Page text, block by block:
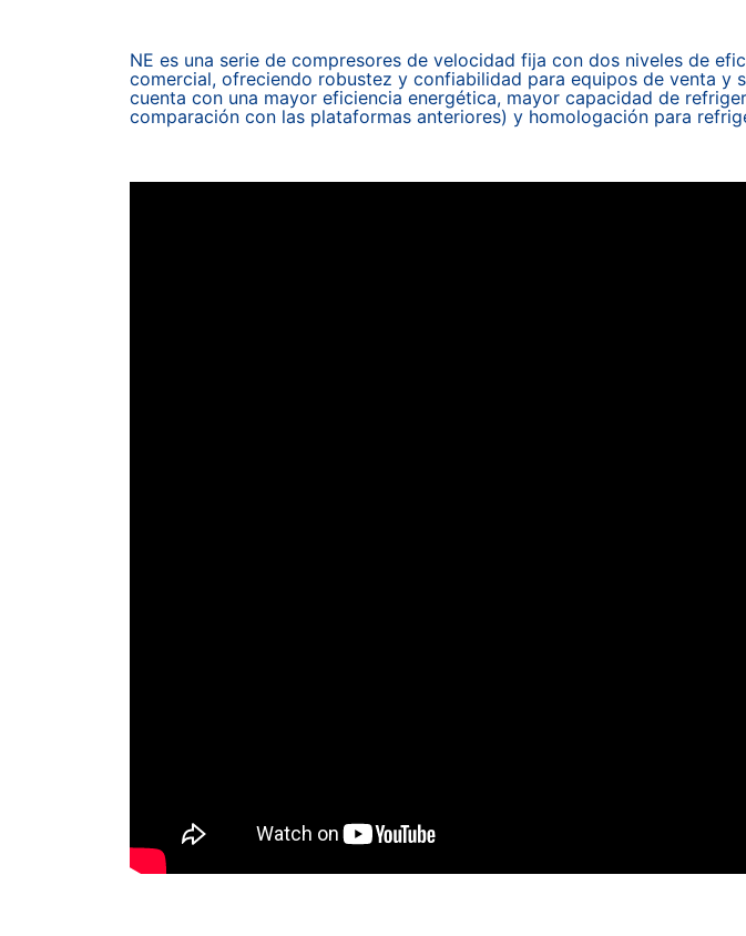
NE es una serie de compresores de velocidad fija con dos niveles de
comercial, ofreciendo robustez y confiabilidad para equipos de venta y
cuenta con una mayor eficiencia energética, mayor capacidad de
comparación con las plataformas anteriores) y homologación para